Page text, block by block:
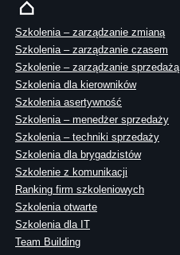
Szkolenia – zarządzanie zmianą
Szkolenia – zarządzanie czasem
Szkolenie – zarządzanie sprzedażą
Szkolenia dla kierowników
Szkolenia asertywność
Szkolenia – menedżer sprzedaży
Szkolenia – techniki sprzedaży
Szkolenia dla brygadzistów
Szkolenie z komunikacji
Ranking firm szkoleniowych
Szkolenia otwarte
Szkolenia dla IT
Team Building